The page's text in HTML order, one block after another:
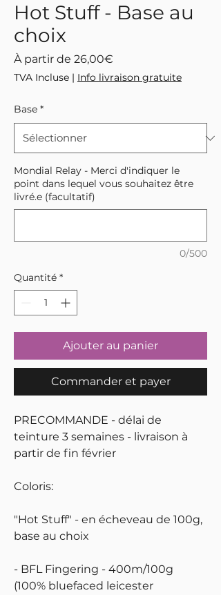
Hot Stuff - Base au
choix
À partir de 26,00€
promotionnel
TVA Incluse | Info livraison gratuite
Base *
Mondial Relay - Merci d'indiquer le
point dans lequel vous souhaitez être
livré.e (facultatif)
0/500
Quantité *
Ajouter au panier
Commander et payer
PRECOMMANDE - délai de
teinture 3 semaines - livraison à
partir de fin février
Coloris:
"Hot Stuff" - en écheveau de 100g,
base au choix
- BFL Fingering - 400m/100g
(100% bluefaced leicester